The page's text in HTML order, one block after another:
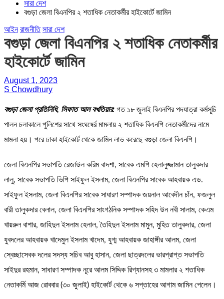
সারা দেশ
বগুড়া জেলা বিএনপির ২ শতাধিক নেতাকর্মীর হাইকোর্টে জামিন
আইন রাজনীতি সারা দেশ
বগুড়া জেলা বিএনপির ২ শতাধিক নেতাকর্মীর
হাইকোর্টে জামিন
August 1, 2023
S Chowdhury
বগুড়া জেলা প্রতিনিধি, সিফাত আল বখতিয়ার: গত ১৮ জুলাই বিএনপির পদযাত্রা কর্মসূচি
পালন চলাকালে পুলিশের সাথে সংঘষের্র মামলায় ২ শতাধিক বিএনপি নেতাকর্মীদের নামে
মামলা হয়। পরে ঢাকা হাইকোর্ট থেকে জামিন লাভ করেছে বগুড়া জেলা বিএনপি।
জেলা বিএনপির সভাপতি রেজাউল করিম বাদশা, সাবেক এমপি হেলালুজ্জামান তালুকদার
লালু, সাবেক সভাপতি ভিপি সাইফুল ইসলাম, জেলা বিএনপির সাবেক আহবায়ক এড.
সাইফুল ইসলাম, জেলা বিএনপির সাবেক সাধারণ সম্পাদক জয়নাল আবেদীন চাঁন, ফজলুল
বারী তালুকদার বেলাল, জেলা বিএনপির সাংগঠনিক সম্পাদক সহিদ উন নবী সালাম, কেএম
খায়রুল বাশার, জাহিদুল ইসলাম হেলাল, তৈহিদুল ইসলাম মামুন, মুহিত তালুকদার, জেলা
যুবদলের আহবায়ক খাদেমুল ইসলাম খাদেম, যুগ্ম আহবায়ক জাহাঙ্গীর আলম, জেলা
স্বেচ্ছাসেবক দলের সদস্য সচিব আবু হাসান, জেলা ছাত্রদলের ভারপ্রাপ্ত সভাপতি
সাইদুর রহমান, সাধারণ সম্পাদক নূরে আলম সিদ্দিক রিগ্যানসহ ৩ মামলার ২ শতাধিক
নেতাকর্মি আজ রোববার (৩০ জুলাই) হাইকোর্ট থেকে ৬ সপ্তাহের আগাম জামিন পেলেন।